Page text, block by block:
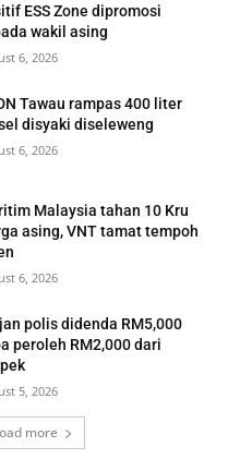
ESS Zone dipromosi
wakil asing
6, 2026
Tawau rampas 400 liter
disyaki diseleweng
6, 2026
Malaysia tahan 10 Kru
asing, VNT tamat tempoh
6, 2026
polis didenda RM5,000
peroleh RM2,000 dari
5, 2026
more